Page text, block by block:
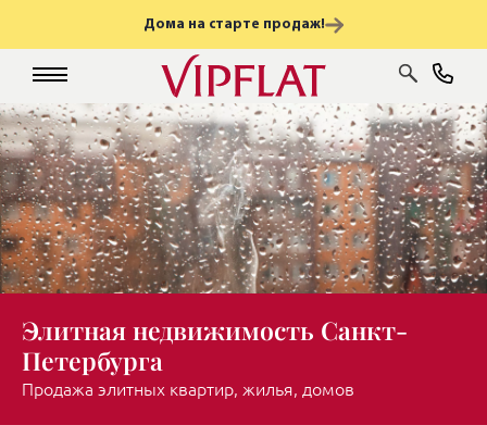
Дома на старте продаж!
Элитная недвижимость Санкт-
Петербурга
Продажа элитных квартир, жилья, домов